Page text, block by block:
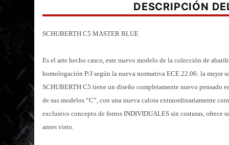
DESCRIPCIÓN
SCHUBERTH C5 MASTER BLUE
Es el arte hecho casco, este nuevo modelo de la colección de
homologación P/J según la nueva normativa ECE 22.06: la mejor
SCHUBERTH C5 tiene un diseño completamente nuevo
de sus modelos “C”, con una nueva calota extraordinariamente
exclusivo concepto de forros INDIVIDUALES sin costuras, ofrece
antes visto.